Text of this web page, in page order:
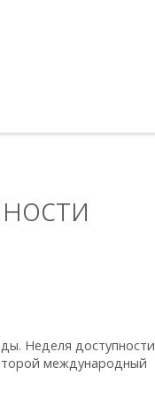
Неделя доступности
международный